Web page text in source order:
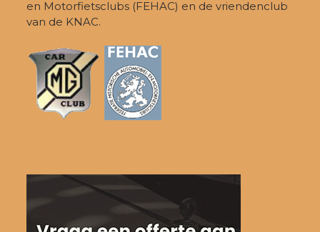
en Motorfietsclubs (FEHAC) en de vriendenclub
van de KNAC.